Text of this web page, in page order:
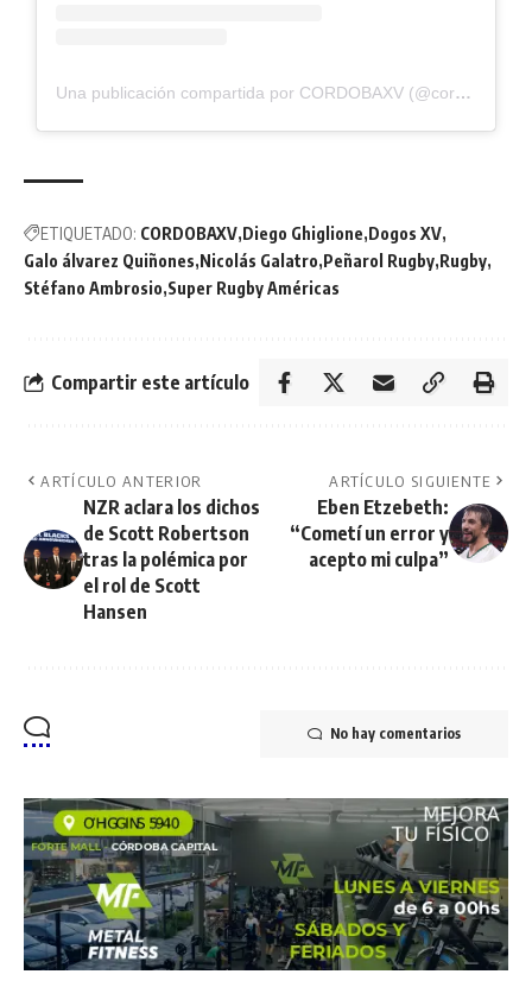
Una publicación compartida por CORDOBAXV (@cordoba.xv)
ETIQUETADO: CORDOBAXV Diego Ghiglione Dogos XV
Galo álvarez Quiñones Nicolás Galatro Peñarol Rugby Rugby
Stéfano Ambrosio Super Rugby Américas
Compartir este artículo
ARTÍCULO ANTERIOR
NZR aclara los dichos
de Scott Robertson
tras la polémica por
el rol de Scott
Hansen
ARTÍCULO SIGUIENTE
Eben Etzebeth:
“Cometí un error y
acepto mi culpa”
No hay comentarios